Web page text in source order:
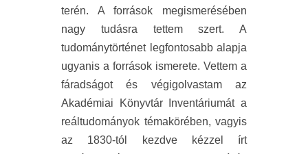
terén. A források megismerésében
nagy tudásra tettem szert. A
tudománytörténet legfontosabb alapja
ugyanis a források ismerete. Vettem a
fáradságot és végigolvastam az
Akadémiai Könyvtár Inventáriumát a
reáltudományok témakörében, vagyis
az 1830-tól kezdve kézzel írt